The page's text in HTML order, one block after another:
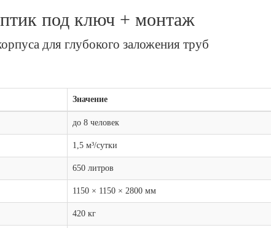
под ключ + монтаж
для глубокого заложения труб
Значение
до 8 человек
1,5 м³/сутки
650 литров
1150 × 1150 × 2800 мм
420 кг